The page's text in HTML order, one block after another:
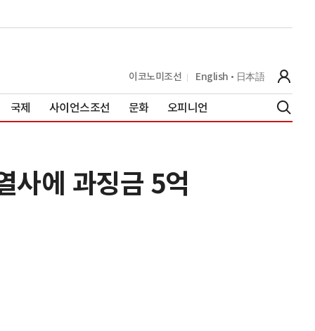
이코노미조선 English 日本語
국제 사이언스조선 문화 오피니언
사에 과징금 5억